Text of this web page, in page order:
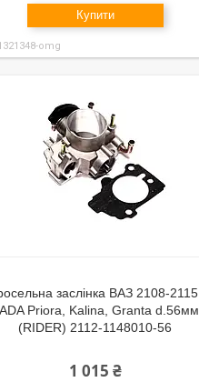
Купити
omg
заслінка ВАЗ 2108-2115,
Priora, Kalina, Granta d.56мм
(RIDER) 2112-1148010-56
1 015 ₴